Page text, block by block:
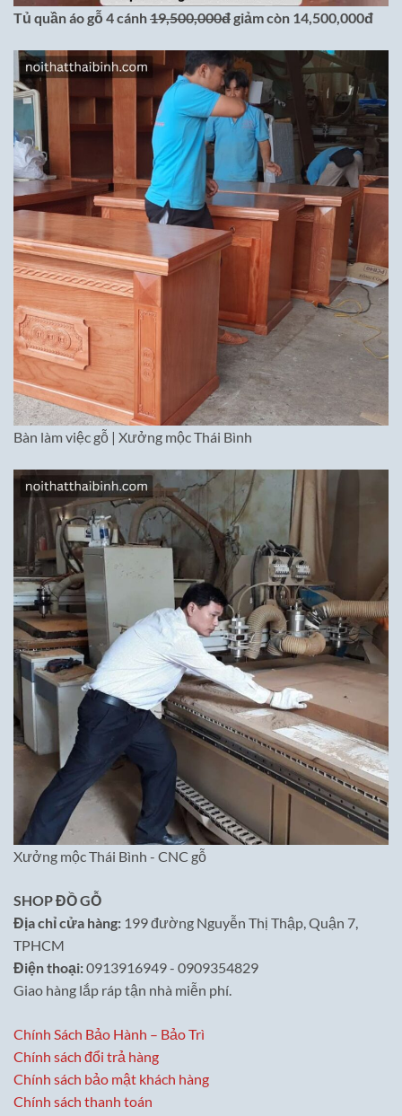
Tủ quần áo gỗ 4 cánh19,500,000đgiảm còn 14,500,000đ
Bàn làm việc gỗ | Xưởng mộc Thái Bình
Xưởng mộc Thái Bình - CNC gỗ
SHOP ĐỒ GỖ
Địa chỉ cửa hàng: 199 đường Nguyễn Thị Thập, Quận 7,
TPHCM
Điện thoại:0913916949 - 0909354829
Giao hàng lắp ráp tận nhà miễn phí.
Chính Sách Bảo Hành – Bảo Trì
Chính sách đổi trả hàng
Chính sách bảo mật khách hàng
Chính sách thanh toán